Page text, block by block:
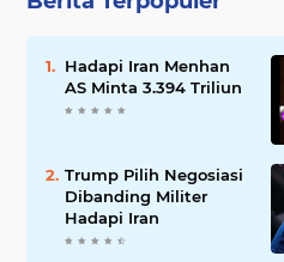
Hadapi Iran Menhan
AS Minta 3.394 Triliun
Trump Pilih Negosiasi
Dibanding Militer
Hadapi Iran